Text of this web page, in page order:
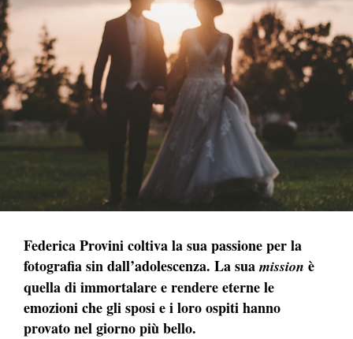
Federica Provini coltiva la sua passione per la
fotografia sin dall’adolescenza. La sua mission è
quella di immortalare e rendere eterne le
emozioni che gli sposi e i loro ospiti hanno
provato nel giorno più bello.